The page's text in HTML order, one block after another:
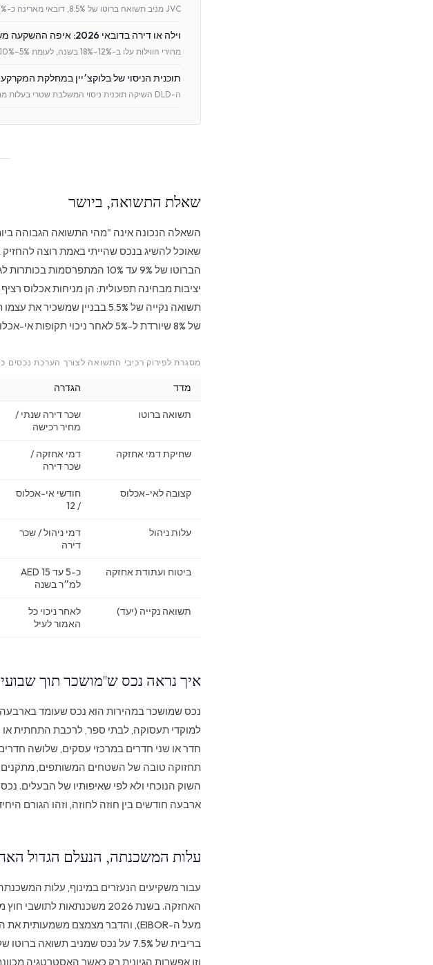
JVC מניב תשואה ברוטו של 8.5%, דובאי מארינה כ-7% בממוצע, ווילות יוקרה כ-4.5%. א …
וילה או דירה בדובאי 2026: איפה ההשקעה משתלמת יותר
מחירי הווילות עלו ב-12%–18% בשנה, לעומת 5%–10% בדירות, אך פרופיל התשואה של כל …
תוכנית הניסוי של בלוקצ׳יין במחלקת
ה-DLD השיקה תוכנית ניסוי המשלבת שטרי בעלות מבוססי בלוקצ׳יין במרשם המקרקעין. בע …
שאלת התשואה, ביושר
השאלה הנכונה אינה "מהי התשואה הגבוהה
שאוכל להשיג בנכס שהייתי באמת רוצה להחזיק
הברוטו של 9% עד 10%
יציבות מבחינה תפעולית: הן מניחות אכלוס
תשואה נקייה של 5.5% בבניין
של 8% שיורדת ל-5% לאחר ניכוי תקופות אי-אכלוס, דמי אחזקה ועלויות ניהול.
מסגרת לפירוק רכיבי התשואה לצורך הערכת נכסים
מדד הגדרה
תשואה ברוטו
שכר דירה שנתי /
מחיר רכישה
שחיקת דמי אחזקה
דמי אחזקה /
שכר דירה
קצובה לאי-אכלוס
חודשי אי-אכלוס
/ 12
עלות ניהול
דמי ניהול / שכר
דירה
ביטוח ועתודת אחזקה
כ-5 עד 15 AED
למ״ר בשנה
תשואה נקייה (יעד)
לאחר ניכוי כל
האמור לעיל
איך נראה נכס ש"מושכר תוך
נכס שמושכר במהירות הוא נכס שעומד
למוקדי תעסוקה, לבתי ספר, לרכבת התחתית או
חדר או שני חדרים במרכזי עסקים, שלושה
תחזוקה טובה של השטחים המשותפים, מתקנים
השוק הנוכחי ולא לפי שאיפותיו של הבעלים.
ארבעה חודשים בין חוזה לחוזה, וזהו הגורם
עלות המשכנתה, הנעלם הגדול
עבור משקיעים הנעזרים במינוף, עלות
וזו אפשרות הגיונית רק כאשר האסטרטגיה